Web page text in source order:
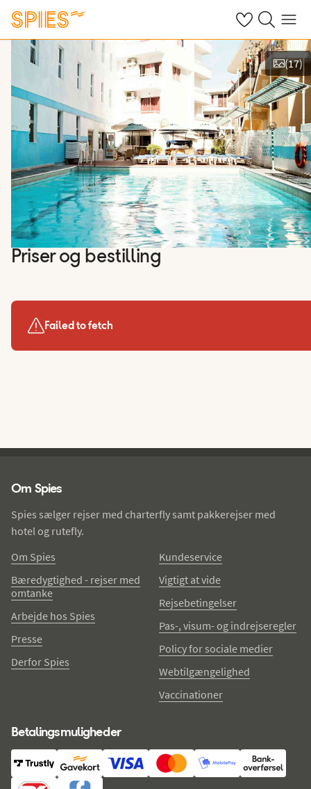
Se dine gemte
Søg påMenu
Vis billeder
(17)
Priser og bestilling
Failed to fetch
Om Spies
Spies sælger rejser med charterfly samt pakkerejser med
hotel og rutefly.
Om Spies
Bæredygtighed - rejser med
omtanke
Arbejde hos Spies
Presse
Derfor Spies
Kundeservice
Vigtigt at vide
Rejsebetingelser
Pas-, visum- og indrejseregler
Policy for sociale medier
Webtilgængelighed
Vaccinationer
Betalingsmuligheder